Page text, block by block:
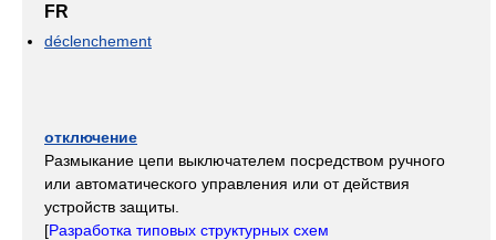
FR
déclenchement
отключение
Размыкание цепи выключателем посредством ручного
или автоматического управления или от действия
устройств защиты.
[Разработка типовых структурных схем